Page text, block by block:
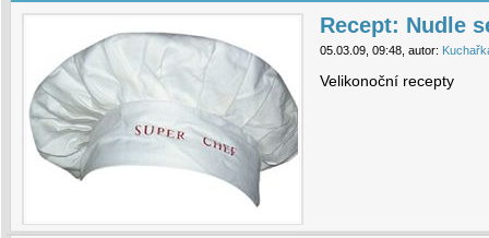
Recept: Nudle
05.03.09, 09:48, autor:
Velikonoční recepty